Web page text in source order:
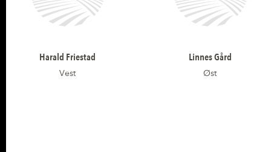
Harald Friestad
Vest
Linnes Gård
Øst